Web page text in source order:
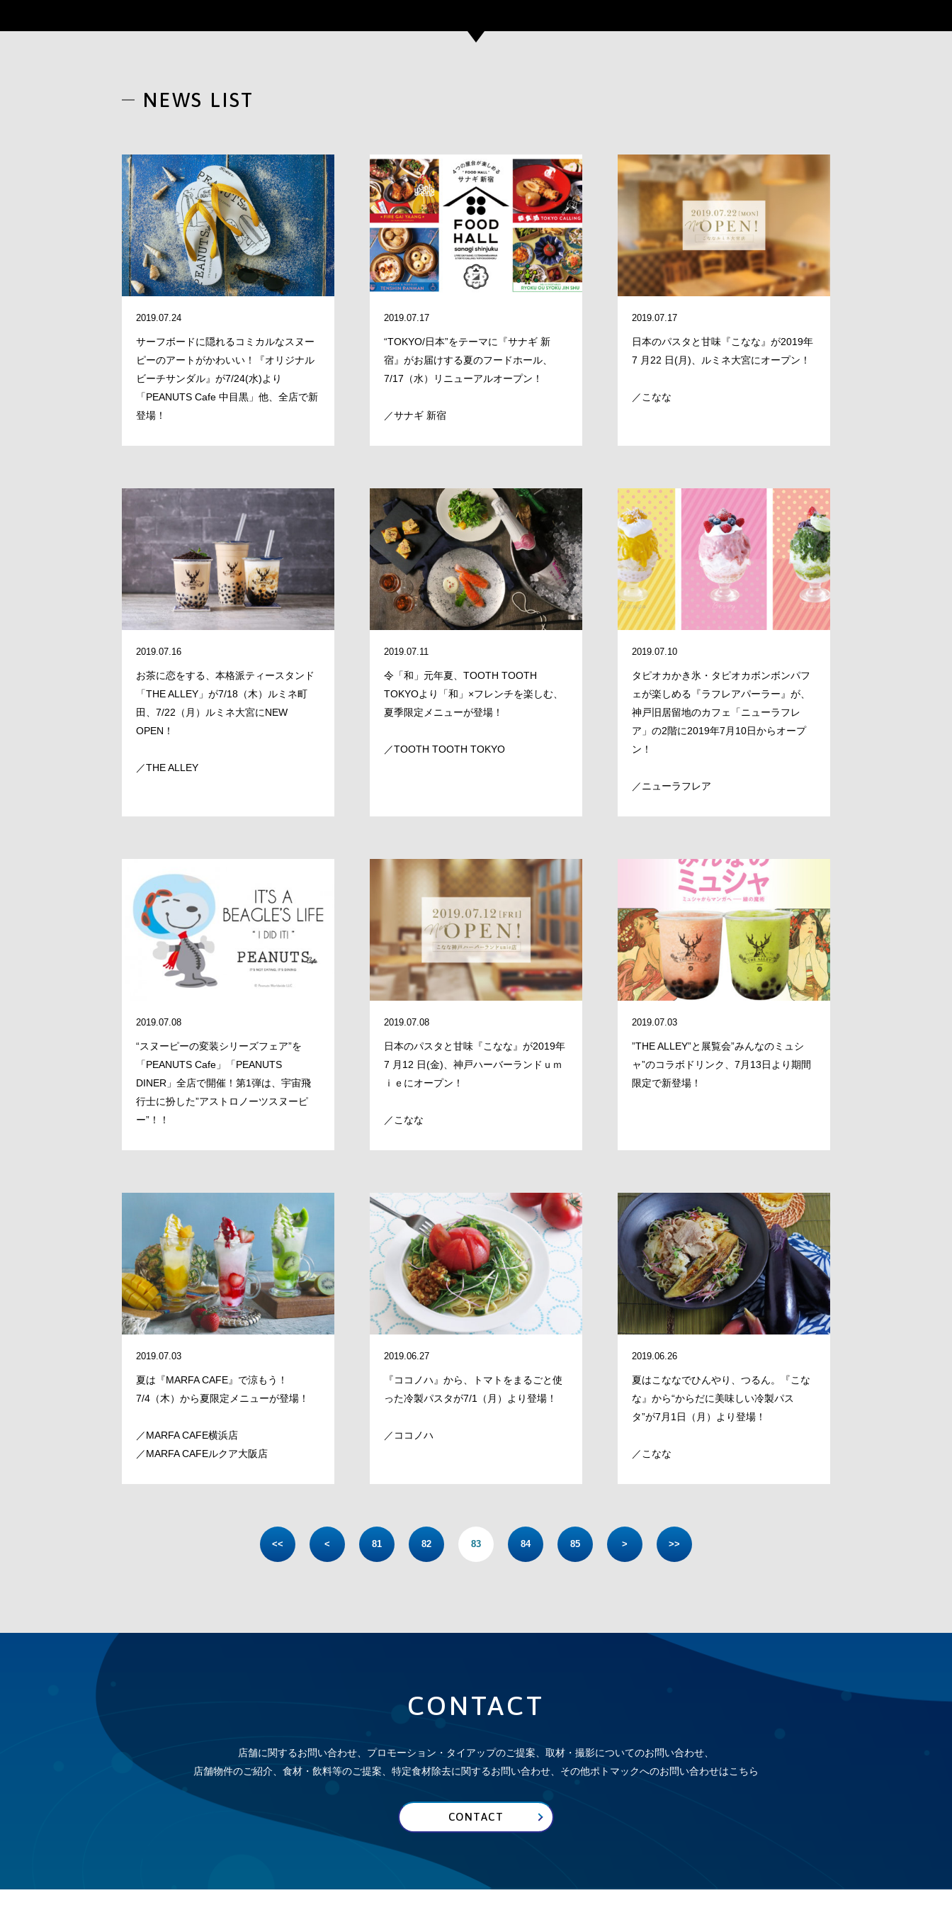
MESSAGE
COMPANY
BRAND/SHOP
DOMAIN
CLOSE
NEWS LIST
2019.07.24
サーフボードに隠れるコミカルなスヌー
ピーのアートがかわいい！『オリジナル
ビーチサンダル』が7/24(水)より
「PEANUTS Cafe 中目黒」他、全店で新
登場！
2019.07.17
“TOKYO/日本”をテーマに『サナギ 新
宿』がお届けする夏のフードホール、
7/17（水）リニューアルオープン！
／サナギ 新宿
2019.07.17
日本のパスタと甘味『こなな』が2019年
7 月22 日(月)、ルミネ大宮にオープン！
／こなな
2019.07.16
お茶に恋をする、本格派ティースタンド
「THE ALLEY」が7/18（木）ルミネ町
田、7/22（月）ルミネ大宮にNEW
OPEN！
／THE ALLEY
2019.07.11
令「和」元年夏、TOOTH TOOTH
TOKYOより「和」×フレンチを楽しむ、
夏季限定メニューが登場！
／TOOTH TOOTH TOKYO
2019.07.10
タピオカかき氷・タピオカボンボンパフ
ェが楽しめる『ラフレアパーラー』が、
神戸旧居留地のカフェ「ニューラフレ
ア」の2階に2019年7月10日からオープ
ン！
／ニューラフレア
2019.07.08
“スヌーピーの変装シリーズフェア”を
「PEANUTS Cafe」「PEANUTS
DINER」全店で開催！第1弾は、宇宙飛
行士に扮した”アストロノーツスヌーピ
ー”！！
2019.07.08
日本のパスタと甘味『こなな』が2019年
7 月12 日(金)、神戸ハーバーランドｕｍ
ｉｅにオープン！
／こなな
2019.07.03
”THE ALLEY”と展覧会”みんなのミュシ
ャ”のコラボドリンク、7月13日より期間
限定で新登場！
2019.07.03
夏は『MARFA CAFE』で涼もう！
7/4（木）から夏限定メニューが登場！
／MARFA CAFE横浜店
／MARFA CAFEルクア大阪店
2019.06.27
『ココノハ』から、トマトをまるごと使
った冷製パスタが7/1（月）より登場！
／ココノハ
2019.06.26
夏はこななでひんやり、つるん。『こな
な』から“からだに美味しい冷製パス
タ”が7月1日（月）より登場！
／こなな
<< < 81 82 83 84 85 > >>
CONTACT
店舗に関するお問い合わせ、プロモーション・タイアップのご提案、取材・撮影についてのお問い合わせ、
店舗物件のご紹介、食材・飲料等のご提案、特定食材除去に関するお問い合わせ、その他ポトマックへのお問い合わせはこちら
CONTACT